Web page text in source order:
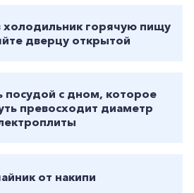
холодильник горячую пищу
дверцу открытой
посудой с дном, которое
превосходит диаметр
от накипи